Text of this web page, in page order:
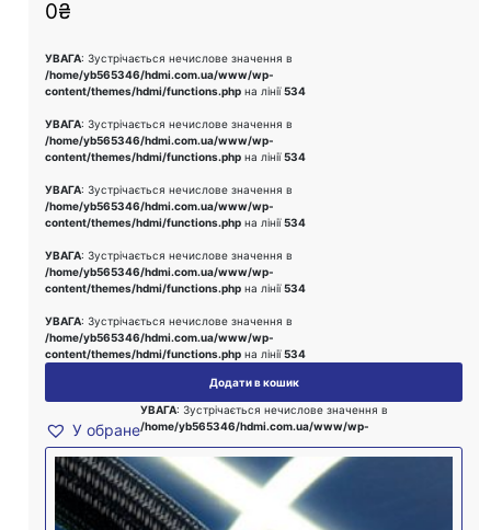
0₴
УВАГА: Зустрічається нечислове значення в
/home/yb565346/hdmi.com.ua/www/wp-
content/themes/hdmi/functions.php на лінії534
УВАГА: Зустрічається нечислове значення в
/home/yb565346/hdmi.com.ua/www/wp-
content/themes/hdmi/functions.php на лінії534
УВАГА: Зустрічається нечислове значення в
/home/yb565346/hdmi.com.ua/www/wp-
content/themes/hdmi/functions.php на лінії534
УВАГА: Зустрічається нечислове значення в
/home/yb565346/hdmi.com.ua/www/wp-
content/themes/hdmi/functions.php на лінії534
УВАГА: Зустрічається нечислове значення в
/home/yb565346/hdmi.com.ua/www/wp-
content/themes/hdmi/functions.php на лінії534
Додати в кошик
У обране
УВАГА: Зустрічається нечислове значення в
/home/yb565346/hdmi.com.ua/www/wp-